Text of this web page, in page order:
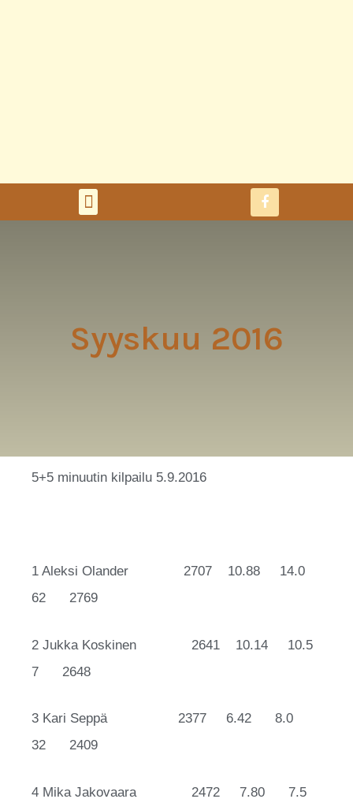
Syyskuu 2016
5+5 minuutin kilpailu 5.9.2016
1 Aleksi Olander 2707 10.88 14.0
62 2769
2 Jukka Koskinen 2641 10.14 10.5
7 2648
3 Kari Seppä 2377 6.42 8.0
32 2409
4 Mika Jakovaara 2472 7.80 7.5